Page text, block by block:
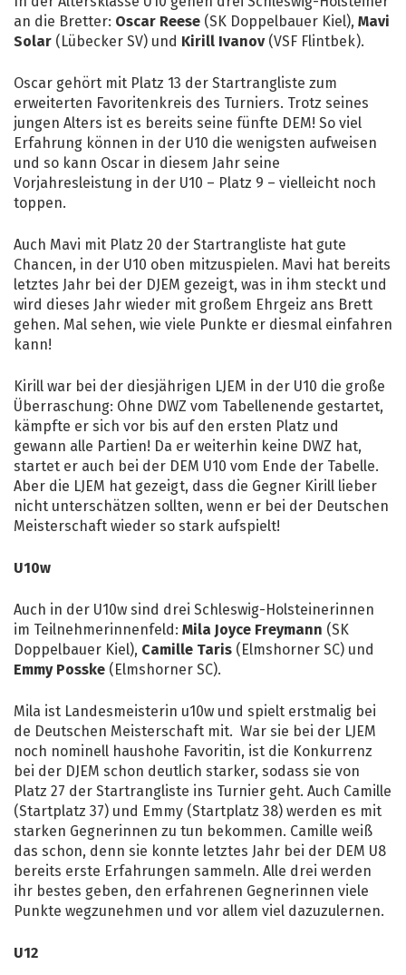
an die Bretter: Oscar Reese (SK Doppelbauer Kiel), Mavi
Solar (Lübecker SV) und Kirill Ivanov(VSF Flintbek).
Oscar gehört mit Platz 13 der Startrangliste zum
erweiterten Favoritenkreis des Turniers. Trotz seines
jungen Alters ist es bereits seine fünfte DEM! So viel
Erfahrung können in der U10 die wenigsten aufweisen
und so kann Oscar in diesem Jahr seine
Vorjahresleistung in der U10 – Platz 9 – vielleicht noch
toppen.
Auch Mavi mit Platz 20 der Startrangliste hat gute
Chancen, in der U10 oben mitzuspielen. Mavi hat bereits
letztes Jahr bei der DJEM gezeigt, was in ihm steckt und
wird dieses Jahr wieder mit großem Ehrgeiz ans Brett
gehen. Mal sehen, wie viele Punkte er diesmal einfahren
kann!
Kirill war bei der diesjährigen LJEM in der U10 die große
Überraschung: Ohne DWZ vom Tabellenende gestartet,
kämpfte er sich vor bis auf den ersten Platz und
gewann alle Partien! Da er weiterhin keine DWZ hat,
startet er auch bei der DEM U10 vom Ende der Tabelle.
Aber die LJEM hat gezeigt, dass die Gegner Kirill lieber
nicht unterschätzen sollten, wenn er bei der Deutschen
Meisterschaft wieder so stark aufspielt!
U10w
Auch in der U10w sind drei Schleswig-Holsteinerinnen
im Teilnehmerinnenfeld: Mila Joyce Freymann (SK
Doppelbauer Kiel), Camille Taris (Elmshorner SC) und
Emmy Posske (Elmshorner SC).
Mila ist Landesmeisterin u10w und spielt erstmalig bei
de Deutschen Meisterschaft mit. War sie bei der LJEM
noch nominell haushohe Favoritin, ist die Konkurrenz
bei der DJEM schon deutlich starker, sodass sie von
Platz 27 der Startrangliste ins Turnier geht. Auch Camille
(Startplatz 37) und Emmy (Startplatz 38) werden es mit
starken Gegnerinnen zu tun bekommen. Camille weiß
das schon, denn sie konnte letztes Jahr bei der DEM U8
bereits erste Erfahrungen sammeln. Alle drei werden
ihr bestes geben, den erfahrenen Gegnerinnen viele
Punkte wegzunehmen und vor allem viel dazuzulernen.
U12